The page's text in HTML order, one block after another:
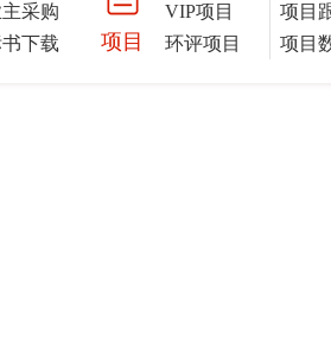
采购
下载
项目
VIP项目
环评项目
项目
项目